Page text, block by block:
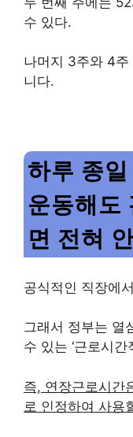
수 있다.
나머지 3주와 4주
니다.
하루 종
운동해도
면 전혀
공식적인 직장에
그래서 정부는 열
수 있는 ‘근로시
즉, 연장근로시간
로 인정하여 사용